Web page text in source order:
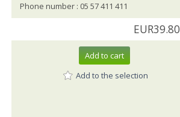
Phone number : 05 57 411 411
EUR39.80
Add to cart
Add to the selection